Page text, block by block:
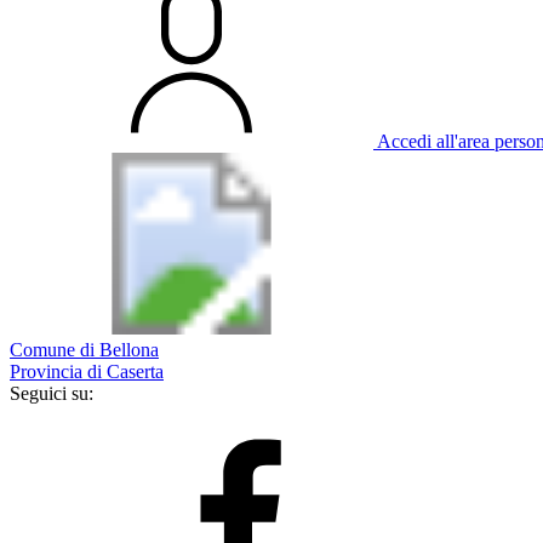
Accedi all'area
Comune di Bellona
Provincia di Caserta
Seguici su: